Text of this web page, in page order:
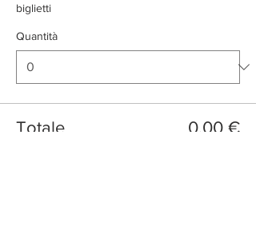
biglietti
Quantità
Totale 0,00 €